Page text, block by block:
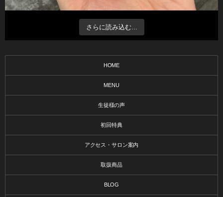
さらに読み込む...
HOME
MENU
生徒様の声
初回特典
アクセス・サロン案内
取扱商品
BLOG